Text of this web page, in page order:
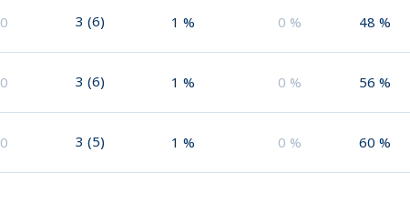
0 3 (6) 1 % 0 % 48 %
0 3 (6) 1 % 0 % 56 %
0 3 (5) 1 % 0 % 60 %